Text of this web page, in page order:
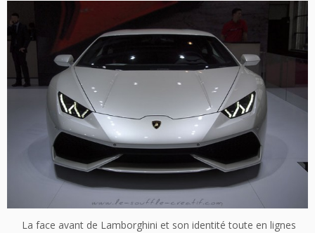
La face avant de Lamborghini et son identité toute en lignes